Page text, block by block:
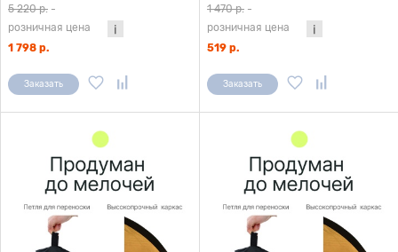
5 220 р. -
розничная цена
1 798 р.
Заказать
1 470 р. -
розничная цена
519 р.
Заказать